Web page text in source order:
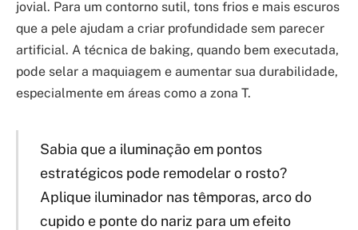
jovial. Para um contorno sutil, tons frios e mais escuros
que a pele ajudam a criar profundidade sem parecer
artificial. A técnica de baking, quando bem executada,
pode selar a maquiagem e aumentar sua durabilidade,
especialmente em áreas como a zona T.
Sabia que a iluminação em pontos
estratégicos pode remodelar o rosto?
Aplique iluminador nas têmporas, arco do
cupido e ponte do nariz para um efeito